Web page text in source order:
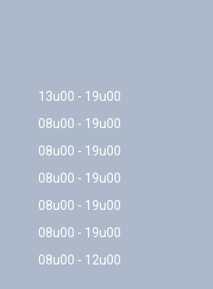
13u00 - 19u00
08u00 - 19u00
08u00 - 19u00
08u00 - 19u00
08u00 - 19u00
08u00 - 19u00
08u00 - 12u00